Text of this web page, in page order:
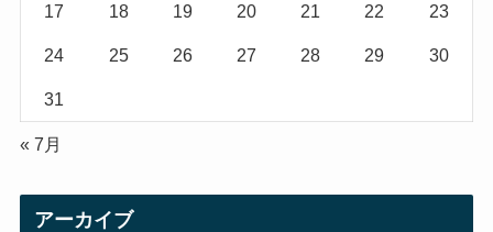
17 18 19 20 21 22 23
24 25 26 27 28 29 30
31
« 7月
アーカイブ